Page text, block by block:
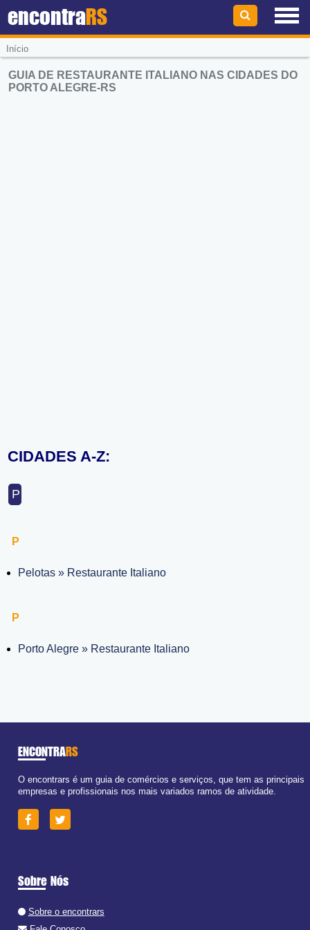
encontraRS
Início
GUIA DE RESTAURANTE ITALIANO NAS CIDADES DO
PORTO ALEGRE-RS
CIDADES A-Z:
P
P
Pelotas » Restaurante Italiano
P
Porto Alegre » Restaurante Italiano
ENCONTRARS
O encontrars é um guia de comércios e serviços, que tem as principais
empresas e profissionais nos mais variados ramos de atividade.
Sobre Nós
Sobre o encontrars